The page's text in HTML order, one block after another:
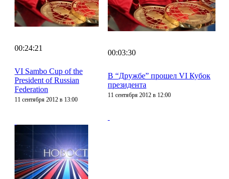
00:24:21
VI Sambo Cup of the
President of Russian
Federation
11 сентября 2012 в 13:00
00:03:30
В “Дружбе” прошел VI Кубок
президента
11 сентября 2012 в 12:00